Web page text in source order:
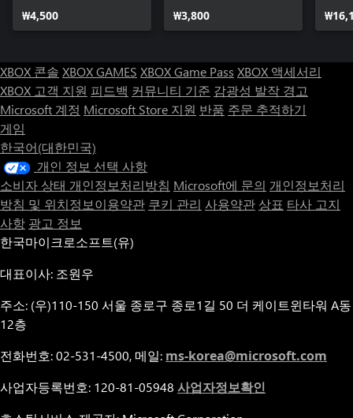
₩4,500 ₩3,800
XBOX 콘솔 XBOX GAMES XBOX Game Pass XBOX 액세서리
XBOX 고객 지원 피드백 커뮤니티 기준 감광성 발작 경고
Microsoft 계정 Microsoft Store 지원 반품 주문 추적하기
게임
한국어(대한민국)
개인 정보 선택 사항
소비자 상태 개인정보처리방침 Microsoft에 문의 개인정보처리
방침 및 위치정보이용약관 쿠키 관리 사용약관 상표 타사 고지
사항 광고 정보
한국마이크로소프트(유)
대표이사: 조원우
주소: (우)110-150 서울 종로구 종로1길 50 더 케이트윈타워 A동
12층
전화번호: 02-531-4500, 메일: ms-korea@microsoft.com
사업자등록번호: 120-81-05948 사업자정보확인